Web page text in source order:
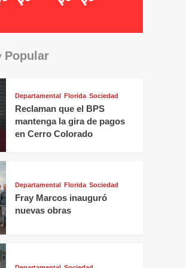
Popular
Departamental Florida Sociedad
Reclaman que el BPS
mantenga la gira de pagos
en Cerro Colorado
Departamental Florida Sociedad
Fray Marcos inauguró
nuevas obras